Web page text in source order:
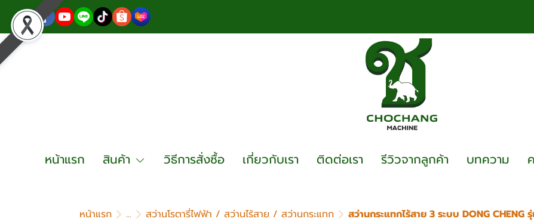
หน้าแรก สินค้า วิธีการสั่งซื้อ เกี่ยวกับเรา ติดต่อเรา รีวิวจากลูกค้า บทความ
หน้าแรก ... สว่านโรตารี่ไฟฟ้า / สว่านไร้สาย / สว่านกระแทก สว่านกระแทกไร้สาย 3 ระบบ DONG CHENG